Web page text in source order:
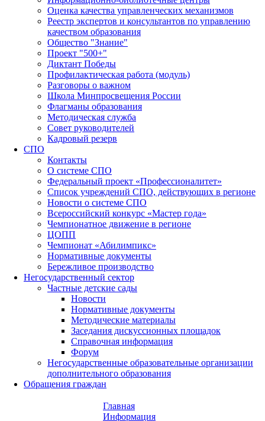
Оценка качества управленческих механизмов
Реестр экспертов и консультантов по управлению
качеством образования
Общество "Знание"
Проект "500+"
Диктант Победы
Профилактическая работа (модуль)
Разговоры о важном
Школа Минпросвещения России
Флагманы образования
Методическая служба
Совет руководителей
Кадровый резерв
СПО
Контакты
О системе СПО
Федеральный проект «Профессионалитет»
Список учреждений СПО, действующих в регионе
Новости о системе СПО
Всероссийский конкурс «Мастер года»
Чемпионатное движение в регионе
ЦОПП
Чемпионат «Абилимпикс»
Нормативные документы
Бережливое производство
Негосударственный сектор
Частные детские сады
Новости
Нормативные документы
Методические материалы
Заседания дискуссионных площадок
Справочная информация
Форум
Негосударственные образовательные организации
дополнительного образования
Обращения граждан
Главная
Информация